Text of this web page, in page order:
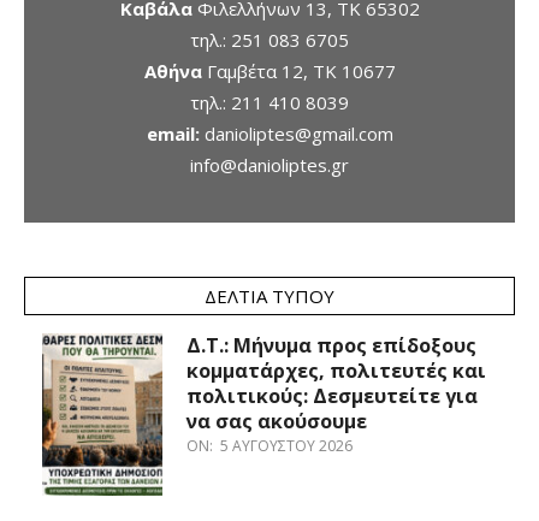
ΚαβάλαΦιλελλήνων 13, ΤΚ 65302
τηλ.: 251 083 6705
ΑθήναΓαμβέτα 12, ΤΚ 10677
τηλ.: 211 410 8039
email: danioliptes@gmail.com
info@danioliptes.gr
ΔΕΛΤΊΑ ΤΎΠΟΥ
Δ.Τ.: Μήνυμα προς επίδοξους
κομματάρχες, πολιτευτές και
πολιτικούς: Δεσμευτείτε για
να σας ακούσουμε
ON: 5 ΑΥΓΟΎΣΤΟΥ 2026